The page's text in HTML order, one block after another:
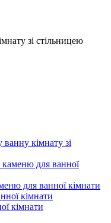
зі стільницею
кімнату зі
каменю для ванної
для ванної кімнати
кімнати
кімнати